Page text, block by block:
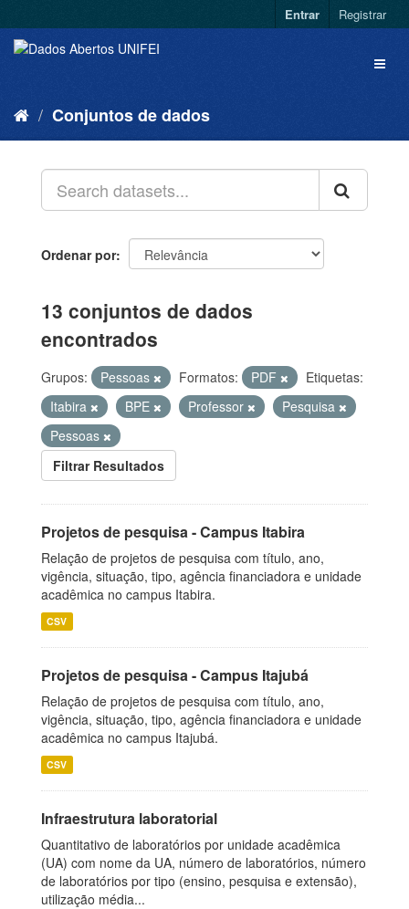
Entrar Registrar
Conjuntos de dados
Ordenar por
13 conjuntos de dados
encontrados
Grupos: Pessoas Formatos: PDF
Etiquetas:
Itabira
BPE Professor
Pesquisa
Pessoas
Filtrar Resultados
Projetos de pesquisa - Campus Itabira
Relação de projetos de pesquisa com título, ano,
vigência, situação, tipo, agência financiadora e unidade
acadêmica no campus Itabira.
CSV
Projetos de pesquisa - Campus Itajubá
Relação de projetos de pesquisa com título, ano,
vigência, situação, tipo, agência financiadora e unidade
acadêmica no campus Itajubá.
CSV
Infraestrutura laboratorial
Quantitativo de laboratórios por unidade acadêmica
(UA) com nome da UA, número de laboratórios, número
de laboratórios por tipo (ensino, pesquisa e extensão),
utilização média...